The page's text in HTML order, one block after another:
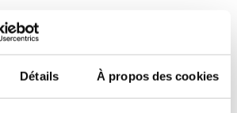
Détails À propos des cookies